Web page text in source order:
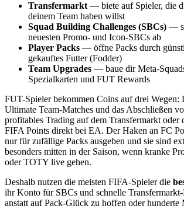
Transfermarkt — biete auf Spieler, die
deinem Team haben willst
Squad Building Challenges (SBCs) —
neuesten Promo- und Icon-SBCs ab
Player Packs — öffne Packs durch
gekauftes Futter (Fodder)
Team Upgrades — baue dir Meta-
Spezialkarten und FUT Rewards
FUT-Spieler bekommen Coins auf drei Wegen:
Ultimate Team-Matches und das Abschließen
profitables Trading auf dem Transfermarkt oder
FIFA Points direkt bei EA. Der Haken an FC
nur für zufällige Packs ausgeben und sie sind
besonders mitten in der Saison, wenn kranke
oder TOTY live gehen.
Deshalb nutzen die meisten FIFA-Spieler die
ihr Konto für SBCs und schnelle
anstatt auf Pack-Glück zu hoffen oder hunderte